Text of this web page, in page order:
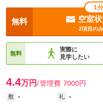
1
無料 空室
2項目の
無料
実際に
見学したい
4.4万円 管理費 7000円
敷 - 礼 -